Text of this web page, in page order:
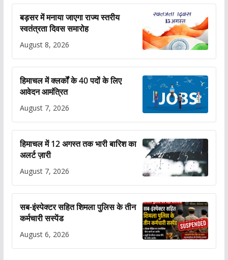
बड़सर में मनाया जाएगा राज्य स्तरीय
स्वतंत्रता दिवस समारोह
August 8, 2026
हिमाचल में क्लर्कों के 40 पदों के लिए
आवेदन आमंत्रित
August 7, 2026
हिमाचल में 12 अगस्त तक भारी बारिश का
अलर्ट ज़ारी
August 7, 2026
सब-इंस्पेक्टर सहित शिमला पुलिस के तीन
कर्मचारी सस्पेंड
August 6, 2026